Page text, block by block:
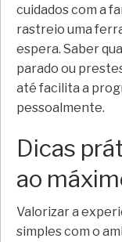
cuidados com a
rastreio uma
espera. Saber
parado ou
até facilita a
pessoalmente.
Dicas
ao
Valorizar a
simples com o